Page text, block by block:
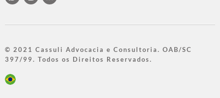
© 2021 Cassuli Advocacia e Consultoria. OAB/SC
397/99. Todos os Direitos Reservados.